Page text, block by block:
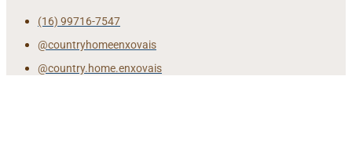
(16) 99716-7547
@countryhomeenxovais
@country.home.enxovais